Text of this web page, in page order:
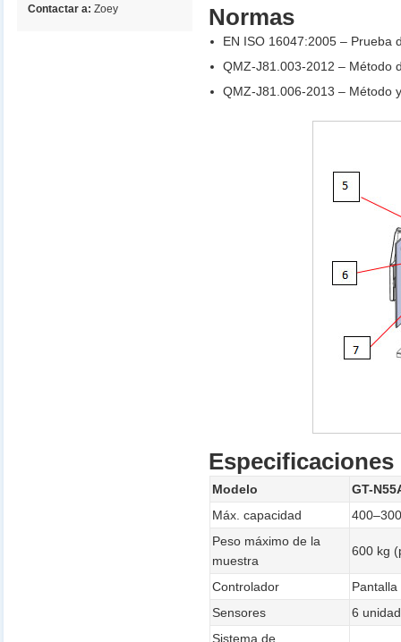
Contactar a:Zoey
Normas
EN ISO 16047:2005 – Prueba
QMZ-J81.003-2012 – Método
QMZ-J81.006-2013 – Método
Especificaciones
Modelo
GT-
Máx. capacidad
Peso máximo de la
muestra
600 kg
Controlador
Sensores
6
Sistema de